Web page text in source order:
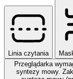
Linia czytania
Przeglądarka
syntezy mowy.